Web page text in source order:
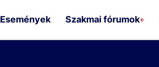
Események Szakmai fórumok+